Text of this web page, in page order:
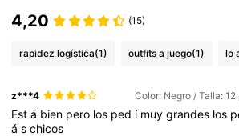
4,20 (15)
rapidez logística(1) outfits a juego(1) lo
z***4 Color: Negro / Talla:
Está bien pero los ped í muygrandes los
áschicos